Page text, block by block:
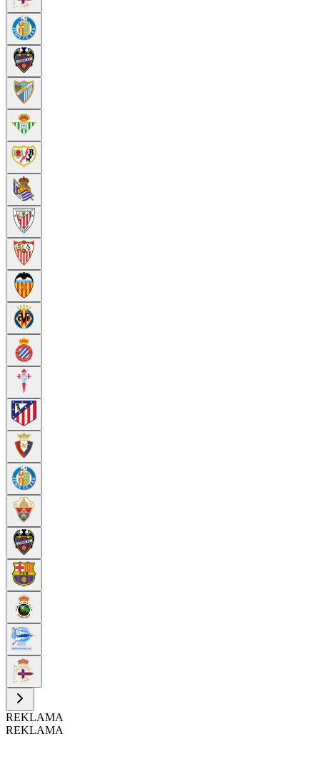
REKLAMA
REKLAMA